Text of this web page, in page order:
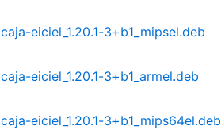
caja-eiciel_1.20.1-3+b1_mipsel.deb
caja-eiciel_1.20.1-3+b1_armel.deb
caja-eiciel_1.20.1-3+b1_mips64el.deb